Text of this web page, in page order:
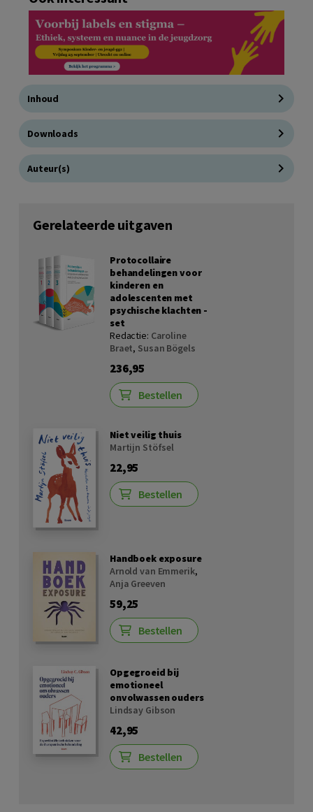
Inhoud
Downloads
Auteur(s)
Gerelateerde uitgaven
Protocollaire
behandelingen voor
kinderen en
adolescenten met
psychische klachten -
set
Redactie: Caroline
Braet, Susan Bögels
236,95
Bestellen
Niet veilig thuis
Martijn Stöfsel
22,95
Bestellen
Handboek exposure
Arnold van Emmerik,
Anja Greeven
59,25
Bestellen
Opgegroeid bij
emotioneel
onvolwassen ouders
Lindsay Gibson
42,95
Bestellen